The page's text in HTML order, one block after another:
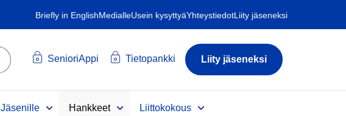
Briefly in EnglishMedialleUsein kysyttyäYhteystiedotLiity jäseneksi
SenioriAppi Tietopankki Liity jäseneksi
Jäsenille Hankkeet Liittokokous